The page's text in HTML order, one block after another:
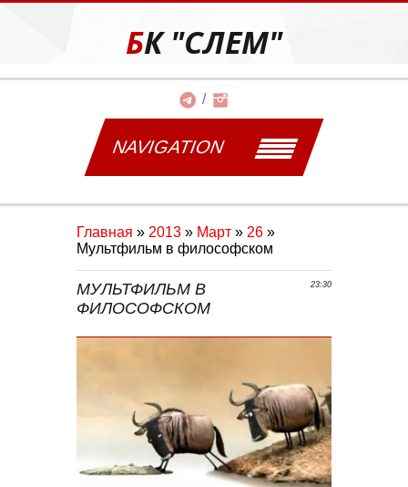
БК "СЛЕМ"
NAVIGATION
Главная » 2013 » Март » 26 »
Мультфильм в философском
23:30
МУЛЬТФИЛЬМ В
ФИЛОСОФСКОМ